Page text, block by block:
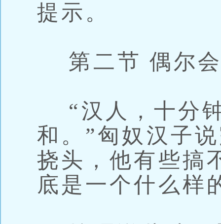
提示。
第二节 偶尔
“汉人，十分
和。”匈奴汉子
挠头，他有些搞
底是一个什么样